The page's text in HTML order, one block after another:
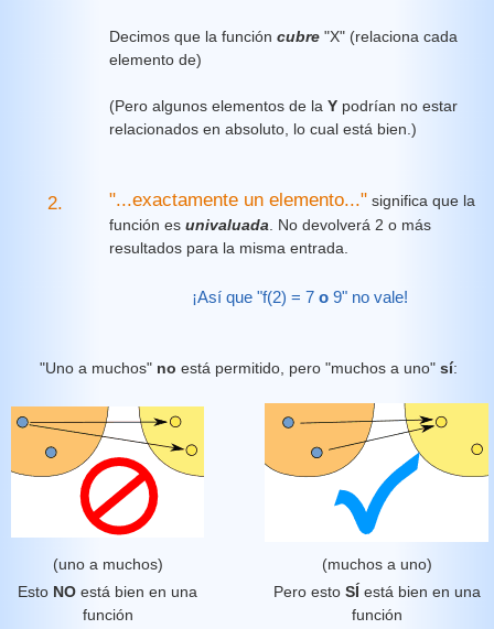
Decimos que la función cubre "X" (relaciona cada
elemento de)
(Pero algunos elementos de la Y podrían no estar
relacionados en absoluto, lo cual está bien.)
2. "...exactamente un elemento..." significa que la
función es univaluada . No devolverá 2 o más
resultados para la misma entrada.
¡Así que "f(2) = 7 o 9" no vale!
"Uno a muchos" no está permitido, pero "muchos a uno" sí:
(uno a muchos)
(muchos a uno)
Esto NO está bien en una
función
Pero esto SÍ está bien en una
función